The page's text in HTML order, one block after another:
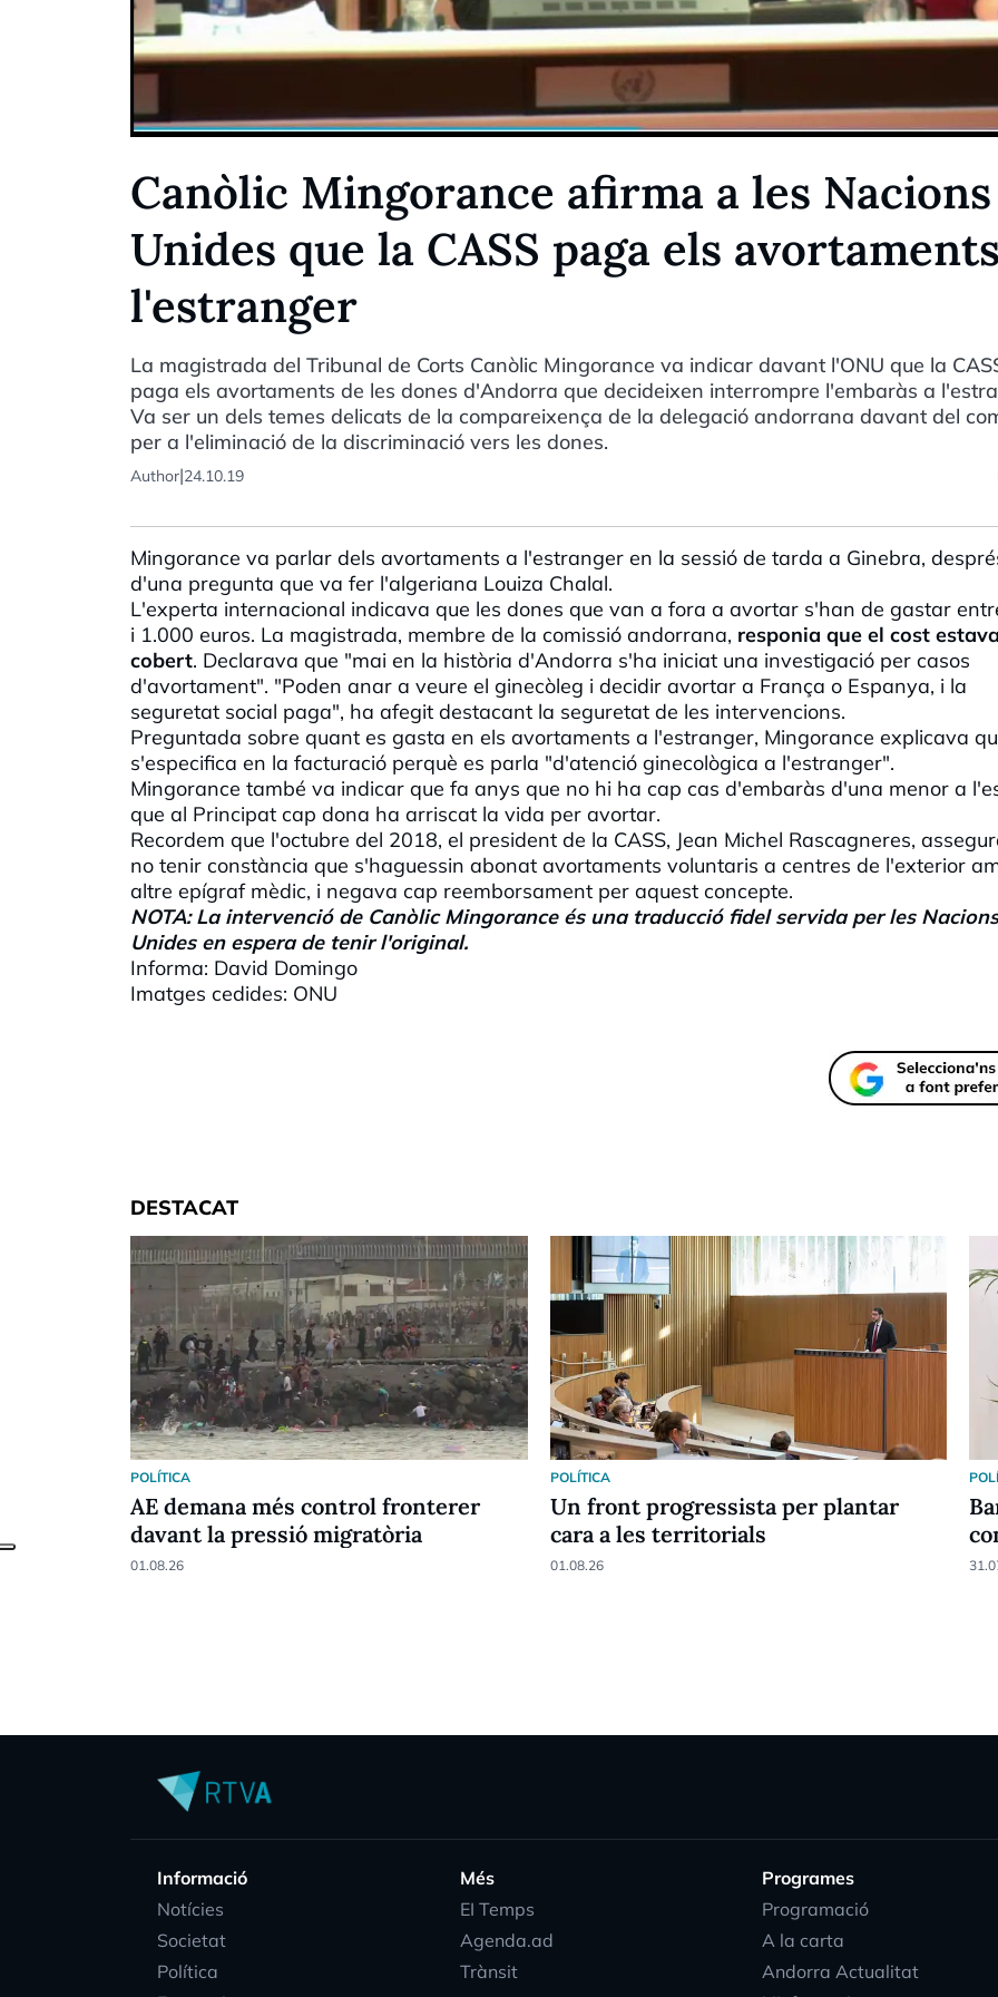
Canòlic Mingorance afirma a les Nacions
Unides que la CASS paga els
l'estranger
La magistrada del Tribunal de Corts Canòlic Mingorance va indicar davant l'ONU que la
paga els avortaments de les dones d'Andorra que decideixen interrompre l'embaràs a
Va ser un dels temes delicats de la compareixença de la delegació andorrana davant del
per a l'eliminació de la discriminació vers les dones.
Author|24.10.19
Mingorance va parlar dels avortaments a l'estranger en la sessió de tarda a Ginebra,
d'una pregunta que va fer l'algeriana Louiza Chalal.
L'experta internacional indicava que les dones que van a fora a avortar s'han de gastar
i 1.000 euros. La magistrada, membre de la comissió andorrana, responia que el cost estava
cobert. Declarava que "mai en la història d'Andorra s'ha iniciat una investigació per casos
d'avortament". "Poden anar a veure el ginecòleg i decidir avortar a França o Espanya, i la
seguretat social paga", ha afegit destacant la seguretat de les intervencions.
Preguntada sobre quant es gasta en els avortaments a l'estranger, Mingorance explicava
s'especifica en la facturació perquè es parla "d'atenció ginecològica a l'estranger".
Mingorance també va indicar que fa anys que no hi ha cap cas d'embaràs d'una menor a
que al Principat cap dona ha arriscat la vida per avortar.
Recordem que l'octubre del 2018, el president de la CASS, Jean Michel Rascagneres,
no tenir constància que s'haguessin abonat avortaments voluntaris a centres de l'exterior
altre epígraf mèdic, i negava cap reemborsament per aquest concepte.
NOTA: La intervenció de Canòlic Mingorance és una traducció fidel servida per les Nacions
Unides en espera de tenir l'original.
Informa: David Domingo
Imatges cedides: ONU
DESTACAT
POLÍTICA
AE demana més control fronterer
davant la pressió migratòria
01.08.26
POLÍTICA
Un front progressista per plantar
cara a les territorials
01.08.26
Informació
Notícies
Societat
Política
Més
EI Temps
Agenda.ad
Trànsit
Programes
Programació
A la carta
Andorra Actualitat